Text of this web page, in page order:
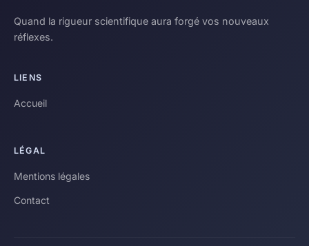
Quand la rigueur scientifique aura forgé vos nouveaux
réflexes.
LIENS
Accueil
LÉGAL
Mentions légales
Contact